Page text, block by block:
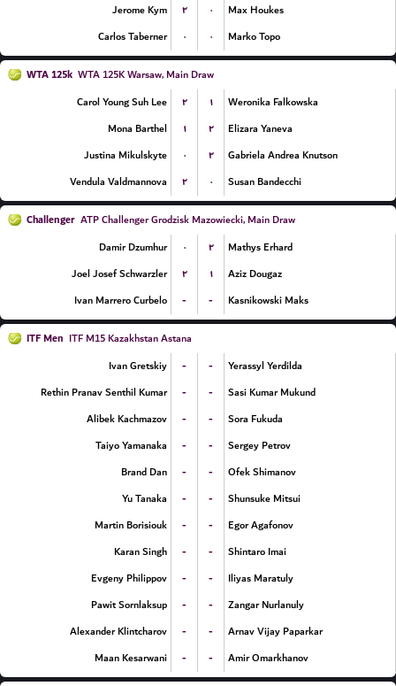
Jerome Kym
۲ ۰
Max Houkes
Carlos Taberner
۰ ۰ Marko Topo
WTA 125k WTA 125K Warsaw, Main Draw
Carol Young Suh Lee
۲ ۱
Weronika Falkowska
Mona Barthel
۱ ۲
Elizara Yaneva
Justina Mikulskyte
۰ ۲
Gabriela Andrea Knutson
Vendula Valdmannova
۲ ۰ Susan Bandecchi
Challenger ATP Challenger Grodzisk Mazowiecki, Main Draw
Damir Dzumhur
۰ ۲
Mathys Erhard
Joel Josef Schwarzler
۲ ۱
Aziz Dougaz
Ivan Marrero Curbelo
- - Kasnikowski Maks
ITF Men ITF M15 Kazakhstan Astana
Ivan Gretskiy
- -
Yerassyl Yerdilda
Rethin Pranav Senthil Kumar
- -
Sasi Kumar Mukund
Alibek Kachmazov
- -
Sora Fukuda
Taiyo Yamanaka
- -
Sergey Petrov
Brand Dan
- -
Ofek Shimanov
Yu Tanaka
- -
Shunsuke Mitsui
Martin Borisiouk
- -
Egor Agafonov
Karan Singh
- -
Shintaro Imai
Evgeny Philippov
- -
Iliyas Maratuly
Pawit Sornlaksup
- -
Zangar Nurlanuly
Alexander Klintcharov
- -
Arnav Vijay Paparkar
Maan Kesarwani
- - Amir Omarkhanov